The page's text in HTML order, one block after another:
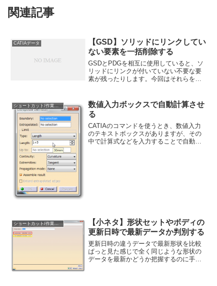
関連記事
CATIAデータ
【GSD】ソリッドにリンクしてい
ない要素を一括削除する
GSDとPDGを相互に使用していると、ソ
リッドにリンクが付いていない不要な要
素が残ったりします。今回はそれらを一
と黄色枠の円柱のデータがあります。球
にはソリッドのクロ...
ショートカット/作業効率化
数値入力ボックスで自動計算させ
る
CATIAのコマンドを使うとき、数値入力
のテキストボックスがありますが、その
中で計算式などを入力することで自動的
ショートカット/作業効率化
【小ネタ】形状セットやボディの
更新日時で最新データか判別する
更新日時の違うデータで最新形状を比較
ぱっと見た感じで全く同じような形状の
データを最新かどうか把握するのに手間